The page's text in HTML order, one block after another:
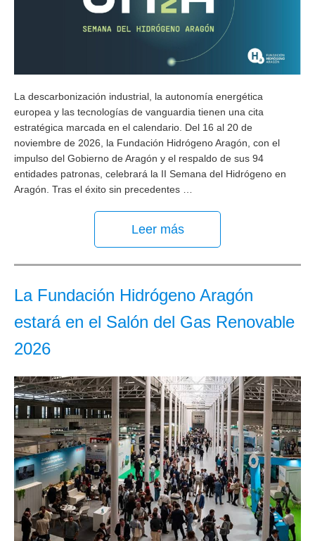
La descarbonización industrial, la autonomía energética
europea y las tecnologías de vanguardia tienen una cita
estratégica marcada en el calendario. Del 16 al 20 de
noviembre de 2026, la Fundación Hidrógeno Aragón, con el
impulso del Gobierno de Aragón y el respaldo de sus 94
entidades patronas, celebrará la II Semana del Hidrógeno en
Aragón. Tras el éxito sin precedentes …
Leer más
La Fundación Hidrógeno Aragón
estará en el Salón del Gas Renovable
2026